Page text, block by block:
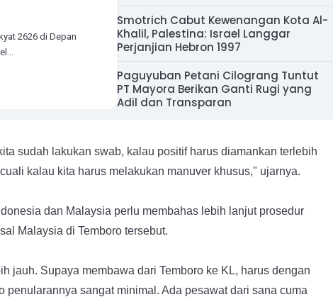
2626 di Depan
Smotrich Cabut Kewenangan Kota Al-
Khalil, Palestina: Israel Langgar
Perjanjian Hebron 1997
Paguyuban Petani Cilograng Tuntut
PT Mayora Berikan Ganti Rugi yang
Adil dan Transparan
sudah lakukan swab, kalau positif harus diamankan terlebih
kalau kita harus melakukan manuver khusus," ujarnya.
dan Malaysia perlu membahas lebih lanjut prosedur
Malaysia di Temboro tersebut.
jauh. Supaya membawa dari Temboro ke KL, harus dengan
penularannya sangat minimal. Ada pesawat dari sana cuma